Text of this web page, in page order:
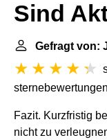
Sind
Gefragt von:
sternebewertungen
Fazit. Kurzfristig
nicht zu